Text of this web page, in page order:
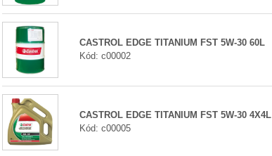
CASTROL EDGE TITANIUM FST 5W-30 60L
Kód: c00002
CASTROL EDGE TITANIUM FST 5W-30 4X4L
Kód: c00005